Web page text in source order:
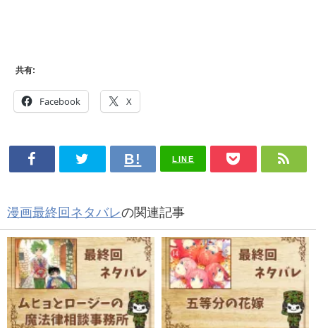
共有:
Facebook X
LINE
漫画最終回ネタバレの関連記事